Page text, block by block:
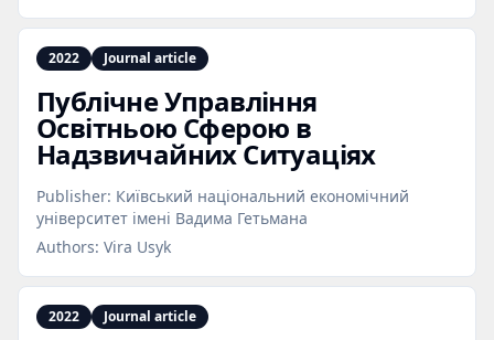
2022 Journal article
Публічне Управління
Освітньою Сферою в
Надзвичайних Ситуаціях
Publisher: Київський національний економічний
університет імені Вадима Гетьмана
Authors: Vira Usyk
2022 Journal article